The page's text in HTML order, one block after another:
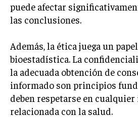
puede afectar
las conclusiones.
Además, la ética juega un
bioestadística. La
la adecuada obtención de
informado son principios
deben respetarse en
relacionada con la salud.